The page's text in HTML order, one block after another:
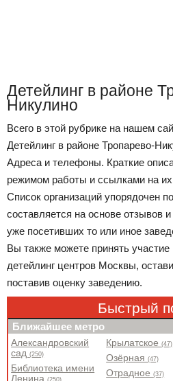
Детейлинг в районе
Никулино
Всего в этой рубрике на нашем
Детейлинг в районе Тропарево-
Адреса и телефоны. Краткие
режимом работы и ссылками на
Список организаций упорядочен
составляется на основе отзывов
уже посетивших то или иное
Вы также можете принять
детейлинг центров Москвы,
поставив оценку заведению.
Быстрый
Ближайшее метро
Александровский
сад(250)
Библиотека имени
Ленина(250)
Крылатское(47)
Озёрная(47)
Отрадное(37)